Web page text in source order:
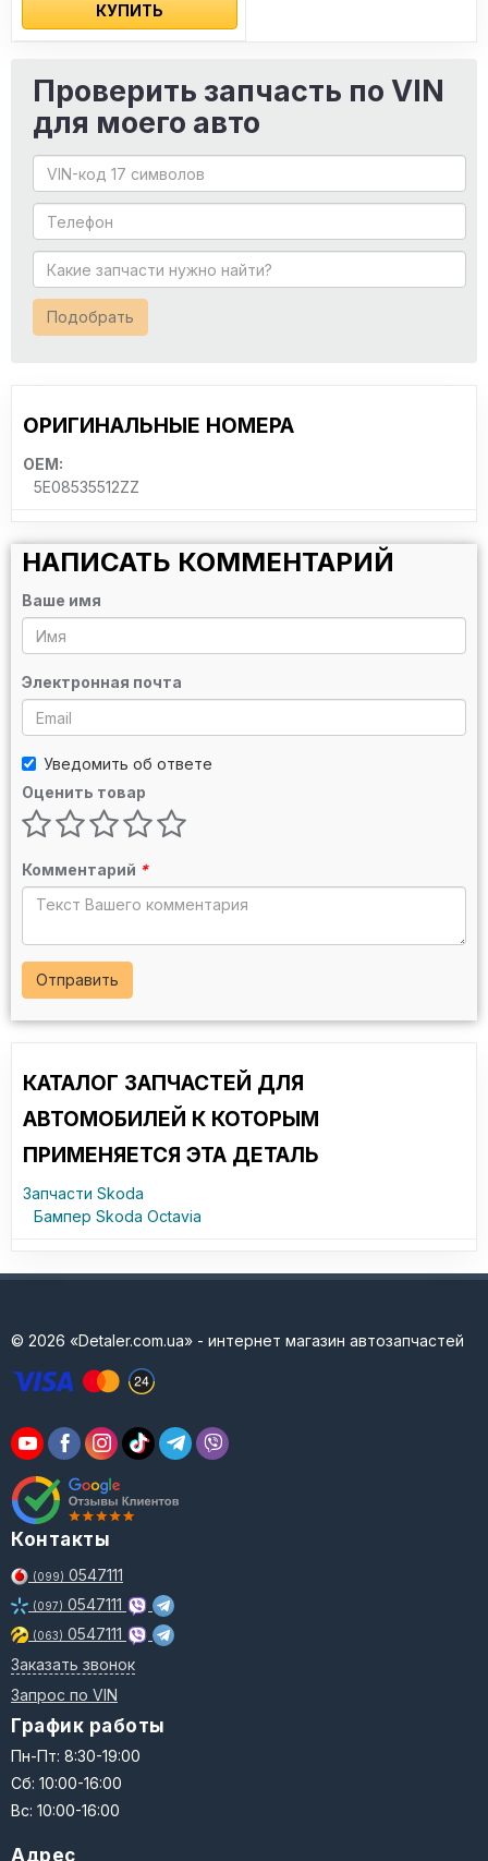
КУПИТЬ
Проверить запчасть по VIN
для моего авто
Подобрать
ОРИГИНАЛЬНЫЕ НОМЕРА
OEM:
5E08535512ZZ
НАПИСАТЬ КОММЕНТАРИЙ
Ваше имя
Электронная почта
Уведомить об ответе
Оценить товар
Комментарий *
Отправить
КАТАЛОГ ЗАПЧАСТЕЙ ДЛЯ
АВТОМОБИЛЕЙ К КОТОРЫМ
ПРИМЕНЯЕТСЯ ЭТА ДЕТАЛЬ
Запчасти Skoda
Бампер Skoda Octavia
© 2026 «Detaler.com.ua» - интернет магазин автозапчастей
Контакты
(099) 0547111
(097) 0547111
(063) 0547111
Заказать звонок
Запрос по VIN
График работы
Пн-Пт: 8:30-19:00
Сб: 10:00-16:00
Вс: 10:00-16:00
Адрес